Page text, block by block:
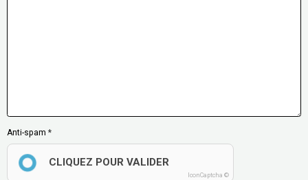
Anti-spam
CLIQUEZ POUR VALIDER
IconCaptcha ©